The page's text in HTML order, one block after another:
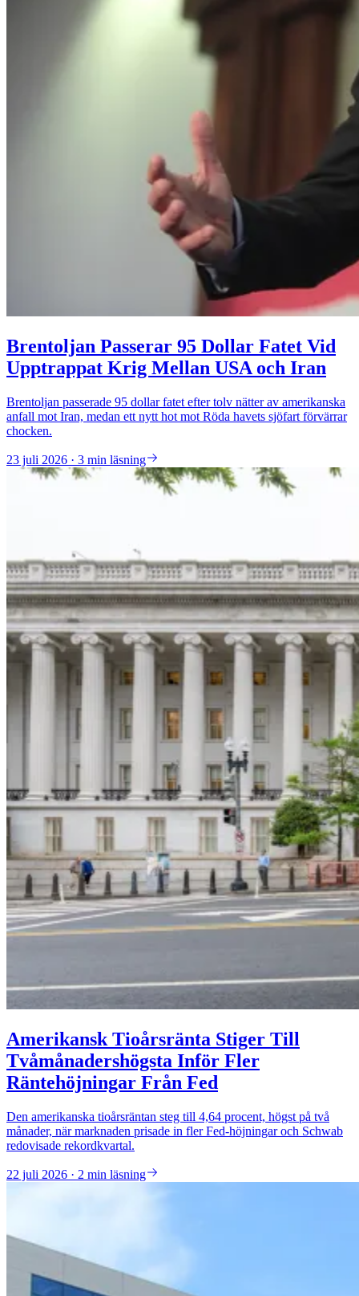
Brentoljan Passerar 95 Dollar Fatet Vid
Upptrappat Krig Mellan USA och Iran
Brentoljan passerade 95 dollar fatet efter tolv nätter av amerikanska
anfall mot Iran, medan ett nytt hot mot Röda havets sjöfart förvärrar
chocken.
23 juli 2026 · 3 min läsning
Amerikansk Tioårsränta Stiger Till
Tvåmånadershögsta Inför Fler
Räntehöjningar Från Fed
Den amerikanska tioårsräntan steg till 4,64 procent, högst på två
månader, när marknaden prisade in fler Fed-höjningar och Schwab
redovisade rekordkvartal.
22 juli 2026 · 2 min läsning